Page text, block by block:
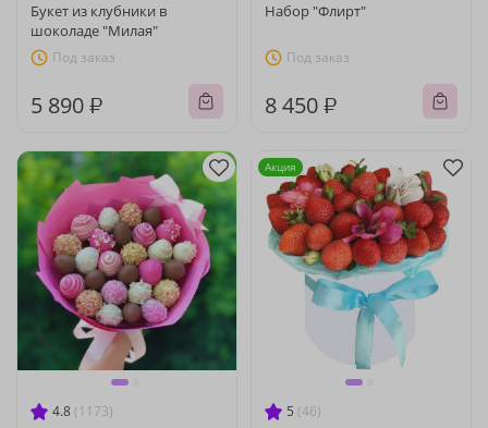
Букет из клубники в
шоколаде "Милая"
Под заказ
5 890 ₽
Набор "Флирт"
Под заказ
8 450 ₽
4.8 (1173) 5 (46)
Акция